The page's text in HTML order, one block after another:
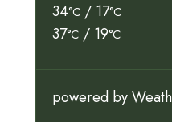
34°C / 17°C
37°C / 19°C
powered by